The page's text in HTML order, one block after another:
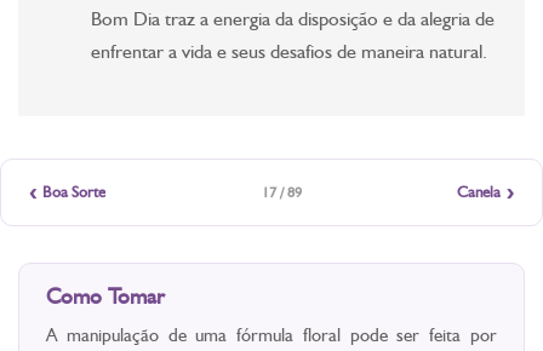
Bom Dia traz a energia da disposição e da alegria de
enfrentar a vida e seus desafios de maneira natural.
‹ Boa Sorte 17 / 89 Canela ›
Como Tomar
A manipulação de uma fórmula floral pode ser feita por